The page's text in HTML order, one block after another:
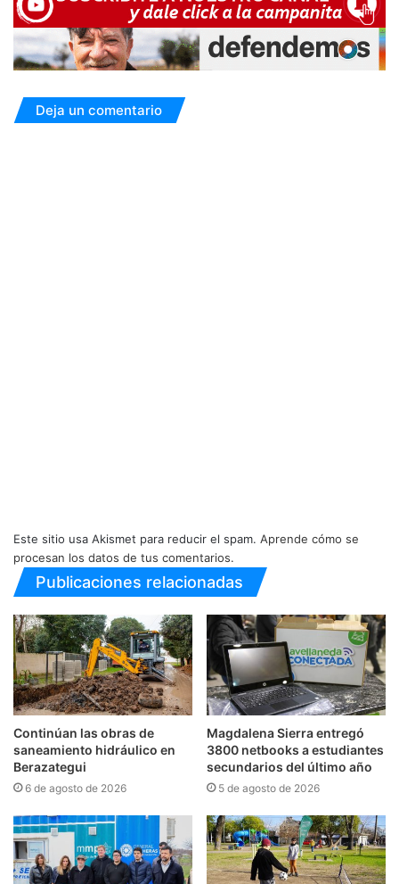
Deja un comentario
Este sitio usa Akismet para reducir el spam. Aprende cómo se
procesan los datos de tus comentarios.
Publicaciones relacionadas
Continúan las obras de
saneamiento hidráulico en
Berazategui
6 de agosto de 2026
Magdalena Sierra entregó
3800 netbooks a estudiantes
secundarios del último año
5 de agosto de 2026